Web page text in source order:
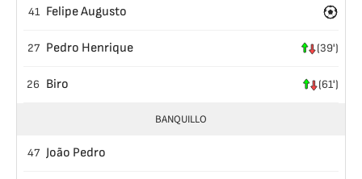
41 Felipe Augusto
27 Pedro Henrique (39')
26 Biro (61')
BANQUILLO
47 João Pedro